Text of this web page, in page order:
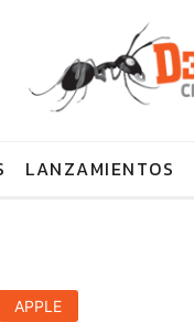
LANZAMIENTOS
APPLE